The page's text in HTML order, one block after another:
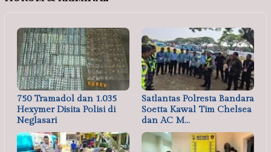
750 Tramadol dan 1.035
Hexymer Disita Polisi di
Neglasari
Satlantas Polresta Bandara
Soetta Kawal Tim Chelsea
dan AC M…